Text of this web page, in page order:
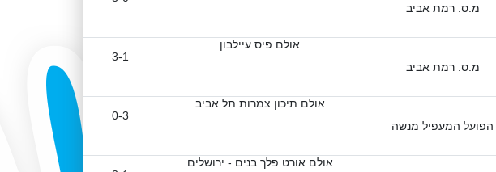
מ.ס. רמת אביב
מ.ס. רמת אביב
אולם פיס עיילבון
3-1
הפועל המעפיל מנשה
אולם תיכון צמרות תל אביב
0-3
אולם אורט פלך בנים - ירושלים